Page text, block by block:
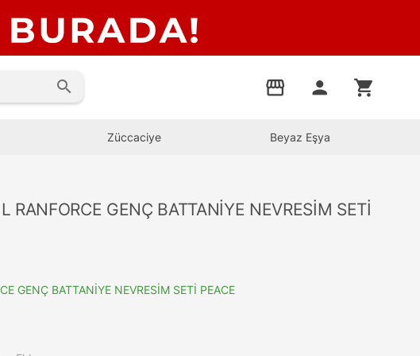
search storefront person shopping_cart
Züccaciye Beyaz Eşya
RANFORCE GENÇ BATTANİYE NEVRESİM SETİ
GENÇ BATTANİYE NEVRESİM SETİ PEACE